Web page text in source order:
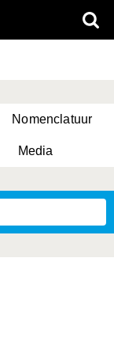
Nomenclatuur
Media